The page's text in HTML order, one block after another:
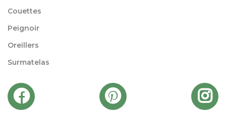
Couettes
Peignoir
Oreillers
Surmatelas